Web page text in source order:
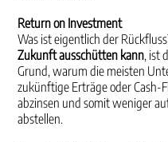
Return on Investment
Was ist eigentlich der
Zukunft ausschütten kann, ist
Grund, warum die meisten
zukünftige Erträge oder
abzinsen und somit weniger
abstellen.